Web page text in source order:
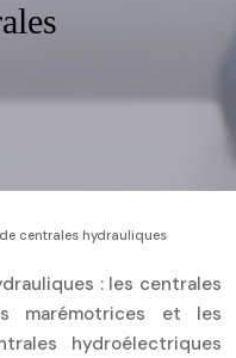
centrales hydrauliques
: les centrales
marémotrices et les
hydroélectriques